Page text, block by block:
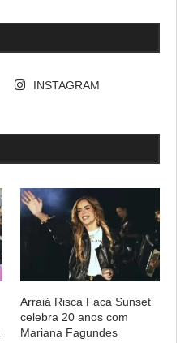
INSTAGRAM
Arraiá Risca Faca Sunset
celebra 20 anos com
Mariana Fagundes